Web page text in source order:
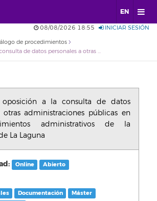
EN
08/08/2026 18:55 INICIAR SESIÓN
de procedimientos
Registro de oposición a la consulta de datos personales a otras administraciones públicas en los procedimientos administrativos de la Universidad de La Laguna
oposición a la consulta de datos
otras administraciones públicas en
administrativos de la
La Laguna
Online Abierto
Documentación
Máster